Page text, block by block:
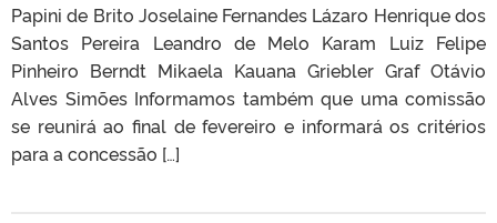
Papini de Brito Joselaine Fernandes Lázaro Henrique dos
Santos Pereira Leandro de Melo Karam Luiz Felipe
Pinheiro Berndt Mikaela Kauana Griebler Graf Otávio
Alves Simões Informamos também que uma comissão
se reunirá ao final de fevereiro e informará os critérios
para a concessão […]